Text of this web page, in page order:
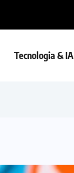
Tecnologia & IA